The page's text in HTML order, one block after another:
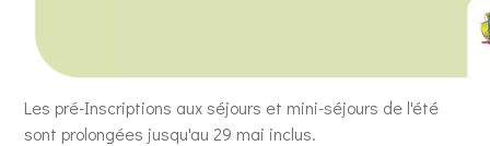
Les pré-Inscriptions aux séjours et mini-séjours de l'été
sont prolongées jusqu'au 29 mai inclus.